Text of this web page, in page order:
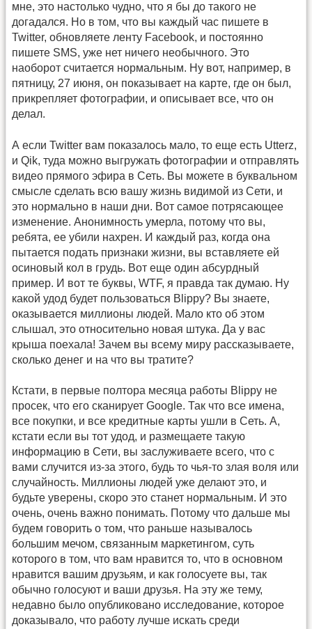
мне, это настолько чудно, что я бы до такого не
догадался. Но в том, что вы каждый час пишете в
Twitter, обновляете ленту Facebook, и постоянно
пишете SMS, уже нет ничего необычного. Это
наоборот считается нормальным. Ну вот, например, в
пятницу, 27 июня, он показывает на карте, где он был,
прикрепляет фотографии, и описывает все, что он
делал.
А если Twitter вам показалось мало, то еще есть Utterz,
и Qik, туда можно выгружать фотографии и отправлять
видео прямого эфира в Сеть. Вы можете в буквальном
смысле сделать всю вашу жизнь видимой из Сети, и
это нормально в наши дни. Вот самое потрясающее
изменение. Анонимность умерла, потому что вы,
ребята, ее убили нахрен. И каждый раз, когда она
пытается подать признаки жизни, вы вставляете ей
осиновый кол в грудь. Вот еще один абсурдный
пример. И вот те буквы, WTF, я правда так думаю. Ну
какой удод будет пользоваться Blippy? Вы знаете,
оказывается миллионы людей. Мало кто об этом
слышал, это относительно новая штука. Да у вас
крыша поехала! Зачем вы всему миру рассказываете,
сколько денег и на что вы тратите?
Кстати, в первые полтора месяца работы Blippy не
просек, что его сканирует Google. Так что все имена,
все покупки, и все кредитные карты ушли в Сеть. А,
кстати если вы тот удод, и размещаете такую
информацию в Сети, вы заслуживаете всего, что с
вами случится из-за этого, будь то чья-то злая воля или
случайность. Миллионы людей уже делают это, и
будьте уверены, скоро это станет нормальным. И это
очень, очень важно понимать. Потому что дальше мы
будем говорить о том, что раньше называлось
большим мечом, связанным маркетингом, суть
которого в том, что вам нравится то, что в основном
нравится вашим друзьям, и как голосуете вы, так
обычно голосуют и ваши друзья. На эту же тему,
недавно было опубликовано исследование, которое
доказывало, что работу лучше искать среди